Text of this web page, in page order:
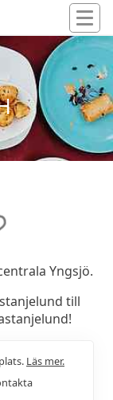
Yngsjö.
till
Läs mer.